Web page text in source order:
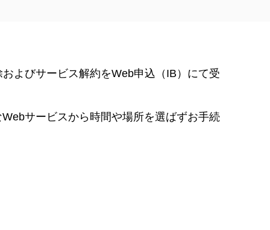
よびサービス解約をWeb申込（IB）にて受
サービスから時間や場所を選ばずお手続